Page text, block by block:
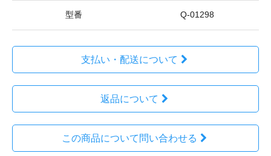
型番 Q-01298
支払い・配送について
返品について
この商品について問い合わせる